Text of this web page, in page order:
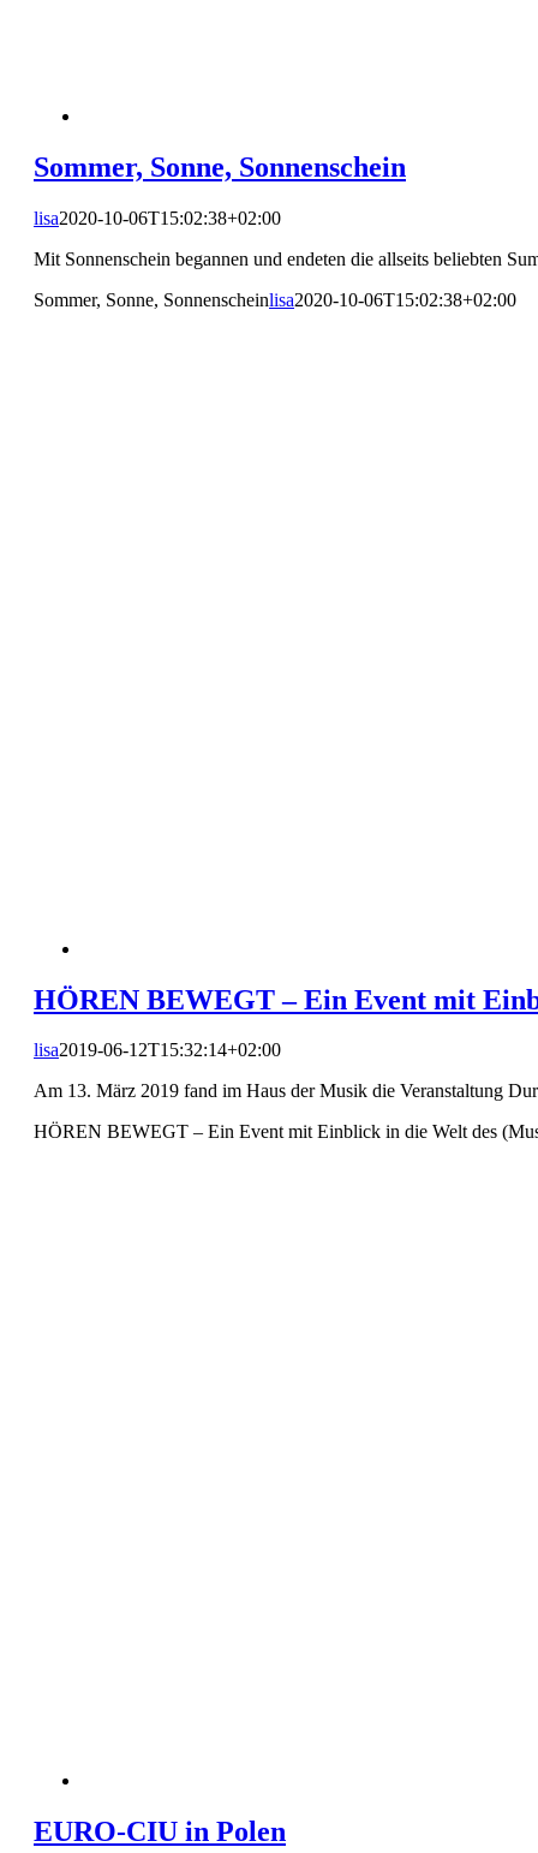
Sommer, Sonne, Sonnenschein
lisa2020-10-06T15:02:38+02:00
Mit Sonnenschein begannen und endeten die allseits beliebten
Sommer, Sonne, Sonnenscheinlisa2020-10-06T15:02:38+02:00
HÖREN BEWEGT – Ein Event mit
lisa2019-06-12T15:32:14+02:00
Am 13. März 2019 fand im Haus der Musik die Veranstaltung
HÖREN BEWEGT – Ein Event mit Einblick in die Welt des
EURO-CIU in Polen